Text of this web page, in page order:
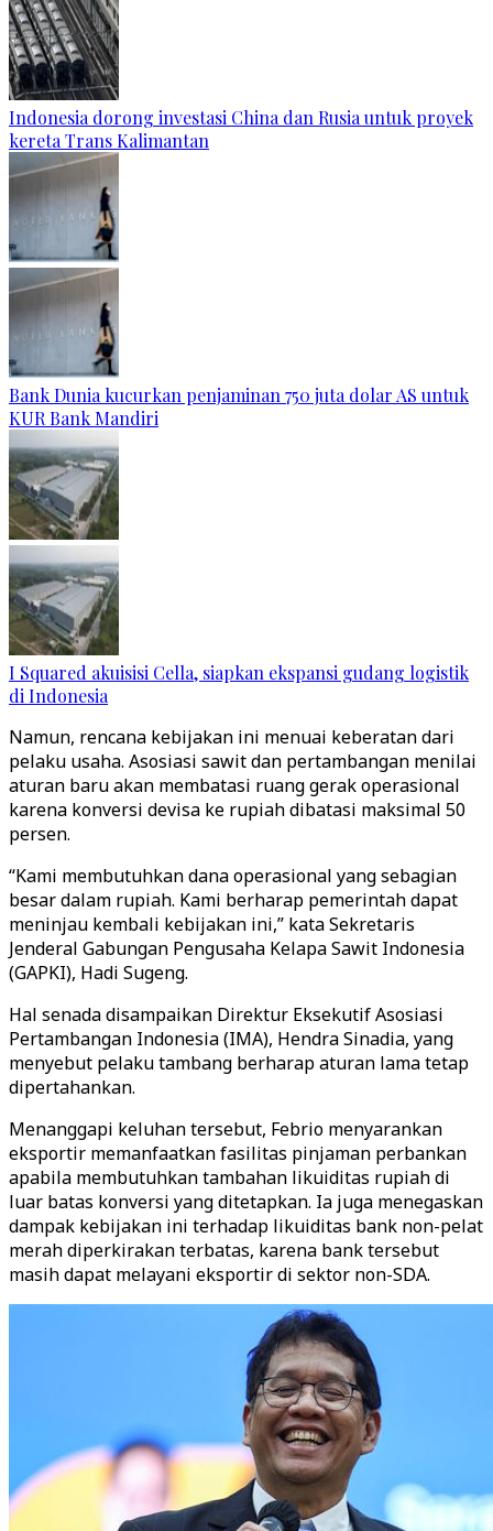
Indonesia dorong investasi China dan Rusia untuk proyek
kereta Trans Kalimantan
Bank Dunia kucurkan penjaminan 750 juta dolar AS untuk
KUR Bank Mandiri
I Squared akuisisi Cella, siapkan ekspansi gudang logistik
di Indonesia
Namun, rencana kebijakan ini menuai keberatan dari
pelaku usaha. Asosiasi sawit dan pertambangan menilai
aturan baru akan membatasi ruang gerak operasional
karena konversi devisa ke rupiah dibatasi maksimal 50
persen.
“Kami membutuhkan dana operasional yang sebagian
besar dalam rupiah. Kami berharap pemerintah dapat
meninjau kembali kebijakan ini,” kata Sekretaris
Jenderal Gabungan Pengusaha Kelapa Sawit Indonesia
(GAPKI), Hadi Sugeng.
Hal senada disampaikan Direktur Eksekutif Asosiasi
Pertambangan Indonesia (IMA), Hendra Sinadia, yang
menyebut pelaku tambang berharap aturan lama tetap
dipertahankan.
Menanggapi keluhan tersebut, Febrio menyarankan
eksportir memanfaatkan fasilitas pinjaman perbankan
apabila membutuhkan tambahan likuiditas rupiah di
luar batas konversi yang ditetapkan. Ia juga menegaskan
dampak kebijakan ini terhadap likuiditas bank non-pelat
merah diperkirakan terbatas, karena bank tersebut
masih dapat melayani eksportir di sektor non-SDA.